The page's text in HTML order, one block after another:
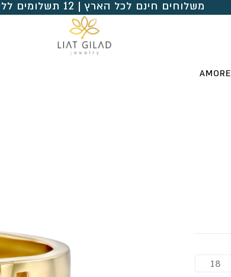
משלוחים חינם לכל הארץ | 12 תשלומים ללא ריבית
/ טבעת AMORE
18